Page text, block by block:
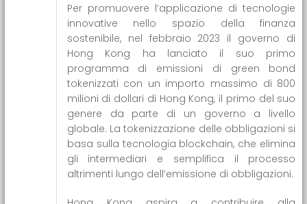
Per promuovere l’applicazione di tecnologie
innovative nello spazio della finanza
sostenibile, nel febbraio 2023 il governo di
Hong Kong ha lanciato il suo primo
programma di emissioni di green bond
tokenizzati con un importo massimo di 800
milioni di dollari di Hong Kong, il primo del suo
genere da parte di un governo a livello
globale. La tokenizzazione delle obbligazioni si
basa sulla tecnologia blockchain, che elimina
gli intermediari e semplifica il processo
altrimenti lungo dell’emissione di obbligazioni.